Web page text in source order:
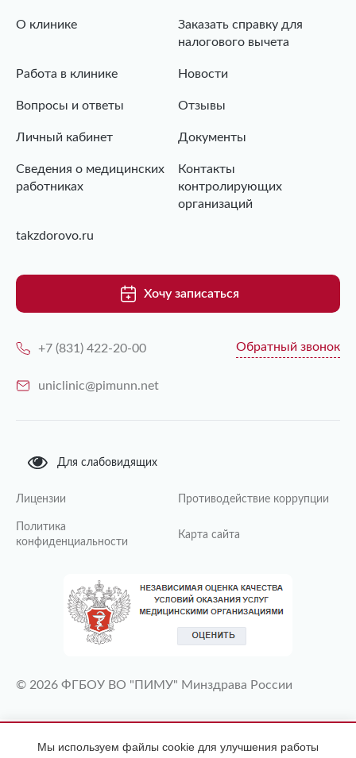
О клинике
Заказать справку для
налогового вычета
Работа в клинике Новости
Вопросы и ответы Отзывы
Личный кабинет Документы
Сведения о медицинских
работниках
Контакты
контролирующих
организаций
takzdorovo.ru
Хочу записаться
+7 (831) 422-20-00 Обратный звонок
uniclinic@pimunn.net
Для слабовидящих
Лицензии Противодействие коррупции
Политика
конфиденциальности
Карта сайта
© 2026 ФГБОУ ВО "ПИМУ" Минздрава России
ИМЕЮТСЯ ПРОТИВОПОКАЗАНИЯ
Мы используем файлы cookie для улучшения работы